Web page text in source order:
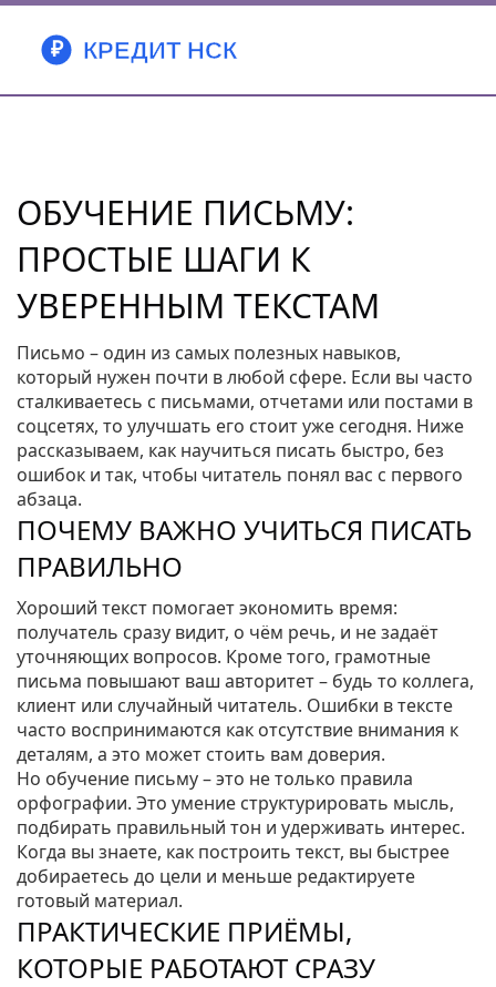
ОБУЧЕНИЕ ПИСЬМУ:
ПРОСТЫЕ ШАГИ К
УВЕРЕННЫМ ТЕКСТАМ
Письмо – один из самых полезных навыков,
который нужен почти в любой сфере. Если вы часто
сталкиваетесь с письмами, отчетами или постами в
соцсетях, то улучшать его стоит уже сегодня. Ниже
рассказываем, как научиться писать быстро, без
ошибок и так, чтобы читатель понял вас с первого
абзаца.
ПОЧЕМУ ВАЖНО УЧИТЬСЯ ПИСАТЬ
ПРАВИЛЬНО
Хороший текст помогает экономить время:
получатель сразу видит, о чём речь, и не задаёт
уточняющих вопросов. Кроме того, грамотные
письма повышают ваш авторитет – будь то коллега,
клиент или случайный читатель. Ошибки в тексте
часто воспринимаются как отсутствие внимания к
деталям, а это может стоить вам доверия.
Но обучение письму – это не только правила
орфографии. Это умение структурировать мысль,
подбирать правильный тон и удерживать интерес.
Когда вы знаете, как построить текст, вы быстрее
добираетесь до цели и меньше редактируете
готовый материал.
ПРАКТИЧЕСКИЕ ПРИЁМЫ,
КОТОРЫЕ РАБОТАЮТ СРАЗУ